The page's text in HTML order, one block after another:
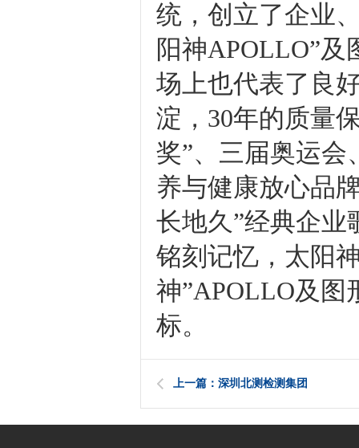
统，创立了企业
阳神APOLLO”
场上也代表了良
淀，30年的质量
奖”、三届奥运会
养与健康放心品
长地久”经典企业
铭刻记忆，太阳
神”APOLLO及图
标。
上一篇：深圳北测检测集团